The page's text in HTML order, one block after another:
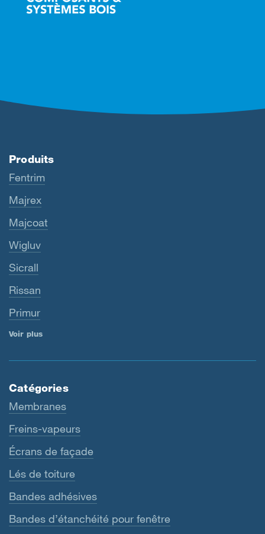
Produits
Fentrim
Majrex
Majcoat
Wigluv
Sicrall
Rissan
Primur
Voir plus
Catégories
Membranes
Freins-vapeurs
Écrans de façade
Lés de toiture
Bandes adhésives
Bandes d’étanchéité pour fenêtre